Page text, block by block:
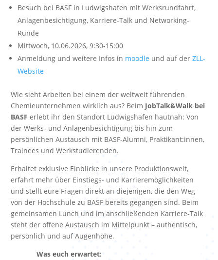
Besuch bei BASF in Ludwigshafen mit Werksrundfahrt,
Anlagenbesichtigung, Karriere-Talk und Networking-
Runde
Mittwoch, 10.06.2026, 9:30-15:00
Anmeldung und weitere Infos in moodle und auf derZLL-
Website
Wie sieht Arbeiten bei einem der weltweit führenden
Chemieunternehmen wirklich aus? Beim JobTalk&Walk bei
BASF erlebt ihr den Standort Ludwigshafen hautnah: Von
der Werks- und Anlagenbesichtigung bis hin zum
persönlichen Austausch mit BASF-Alumni, Praktikant:innen,
Trainees und Werkstudierenden.
Erhaltet exklusive Einblicke in unsere Produktionswelt,
erfahrt mehr über Einstiegs- und Karrieremöglichkeiten
und stellt eure Fragen direkt an diejenigen, die den Weg
von der Hochschule zu BASF bereits gegangen sind. Beim
gemeinsamen Lunch und im anschließenden Karriere-Talk
steht der offene Austausch im Mittelpunkt – authentisch,
persönlich und auf Augenhöhe.
Was euch erwartet: